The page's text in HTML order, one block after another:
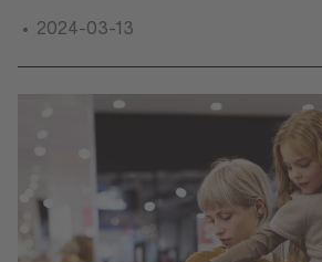
• 2024-03-13